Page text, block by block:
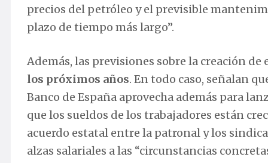
precios del petróleo y el previsible
plazo de tiempo más largo”.
Además, las previsiones sobre la creación
los próximos años. En todo caso, señalan
Banco de España aprovecha además para
que los sueldos de los trabajadores están
acuerdo estatal entre la patronal y los
alzas salariales a las “circunstancias